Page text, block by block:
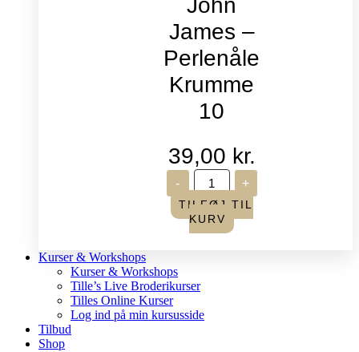
John
James –
Perlenåle
Krumme
10
39,00 kr.
-
John
James
-
Perlenåle
Krumme
+
TILFØJ TIL
KURV
Kurser & Workshops
Kurser & Workshops
Tille’s Live Broderikurser
Tilles Online Kurser
Log ind på min kursusside
Tilbud
Shop